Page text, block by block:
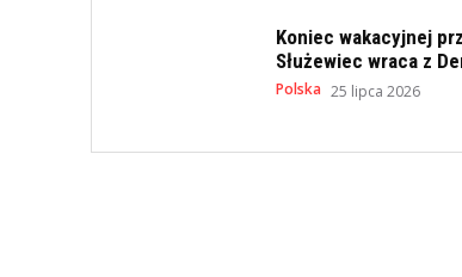
Koniec wakacyjnej
Służewiec wraca z
Polska 25 lipca 2026